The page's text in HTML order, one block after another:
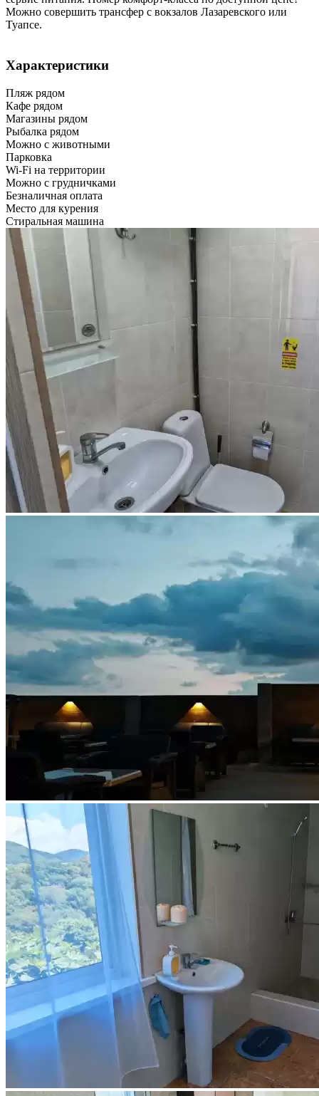
Можно совершить трансфер с вокзалов Лазаревского или
Туапсе.
Характеристики
Пляж рядом
Кафе рядом
Магазины рядом
Рыбалка рядом
Можно с животными
Парковка
Wi-Fi на территории
Можно с грудничками
Безналичная оплата
Место для курения
Стиральная машина